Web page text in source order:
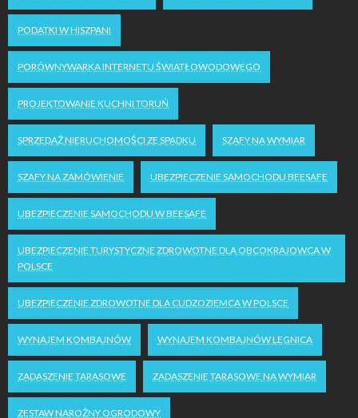
PODATKI W HISZPANI
PORÓWNYWARKA INTERNETU ŚWIATŁOWODOWEGO
PROJEKTOWANIE KUCHNI TORUŃ
SPRZEDAŻ NIERUCHOMOŚCI ZE SPADKU SZAFY NA WYMIAR
SZAFY NA ZAMÓWIENIE UBEZPIECZENIE SAMOCHODU BEESAFE
UBEZPIECZENIE SAMOCHODU W BEESAFE
UBEZPIECZENIE TURYSTYCZNE ZDROWOTNE DLA OBCOKRAJOWCA W
POLSCE
UBEZPIECZENIE ZDROWOTNE DLA CUDZOZIEMCA W POLSCE
WYNAJEM KOMBAJNÓW WYNAJEM KOMBAJNÓW LEGNICA
ZADASZENIE TARASOWE ZADASZENIE TARASOWE NA WYMIAR
ZESTAW NAROŻNY OGRODOWY